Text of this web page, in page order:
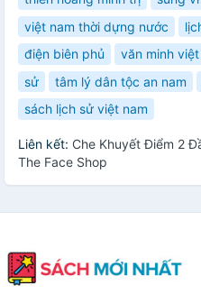
việt nam thời dựng nước
điện biên phủ
văn minh việt
sử
tâm lý dân tộc an nam
sách lịch sử việt nam
Liên kết: Che Khuyết Điểm 2
The Face Shop